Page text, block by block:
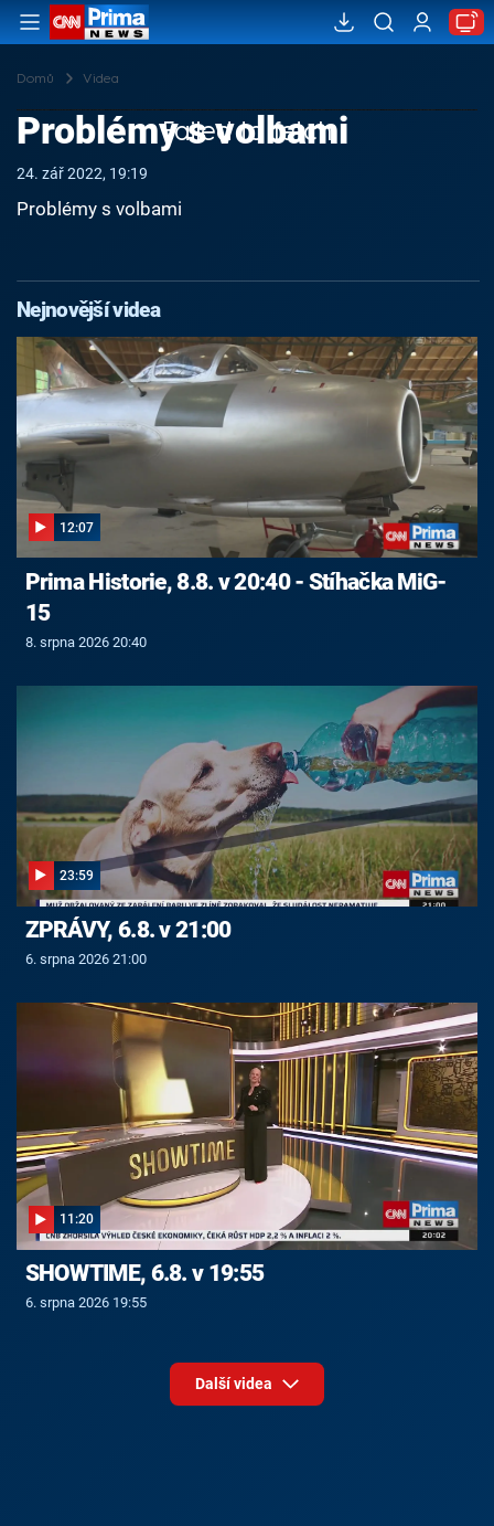
Domů Videa
Failed to fetch
Problémy s volbami
24. zář 2022, 19:19
Problémy s volbami
Nejnovější videa
12:07
Prima Historie, 8.8. v 20:40 - Stíhačka MiG-
15
8. srpna 2026 20:40
23:59
ZPRÁVY, 6.8. v 21:00
6. srpna 2026 21:00
11:20
SHOWTIME, 6.8. v 19:55
6. srpna 2026 19:55
Další videa